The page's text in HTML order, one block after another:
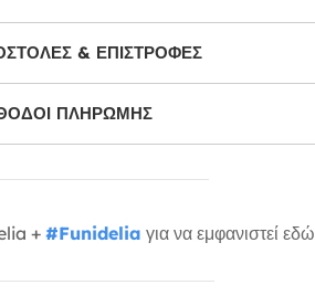
& ΕΠΙΣΤΡΟΦΈΣ
ΠΛΗΡΩΜΉΣ
+ #Funidelia για να εμφανιστεί εδώ